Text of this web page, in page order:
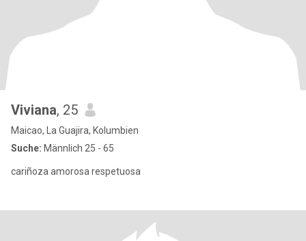
Viviana, 25
Maicao, La Guajira, Kolumbien
Suche: Männlich 25 - 65
cariñoza amorosa respetuosa